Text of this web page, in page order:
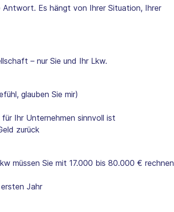
Es hängt von Ihrer Situation, Ihrer
– nur Sie und Ihr Lkw.
glauben Sie mir)
Ihr Unternehmen sinnvoll ist
zurück
müssen Sie mit 17.000 bis 80.000 € rechnen
Jahr